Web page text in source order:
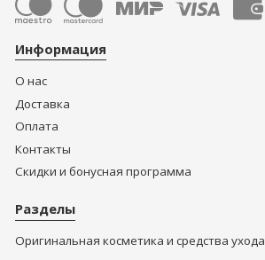
Информация
О нас
Доставка
Оплата
Контакты
Скидки и бонусная программа
Разделы
Оригинальная косметика и средства ухода